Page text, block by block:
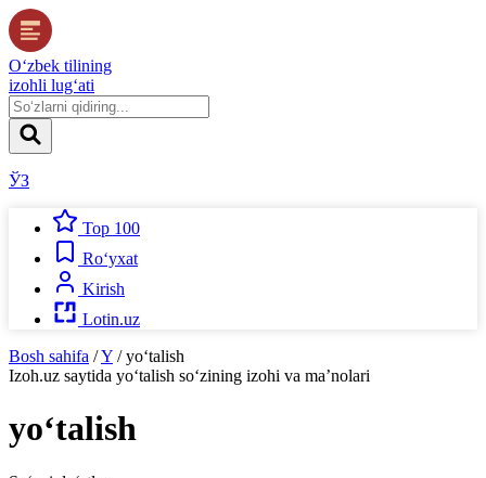
O‘zbek tilining
izohli lug‘ati
ЎЗ
Top 100
Ro‘yxat
Kirish
Lotin.uz
Bosh sahifa /Y / yo‘talish
Izoh.uz saytida yo‘talish so‘zining izohi va ma’nolari
yo‘talish